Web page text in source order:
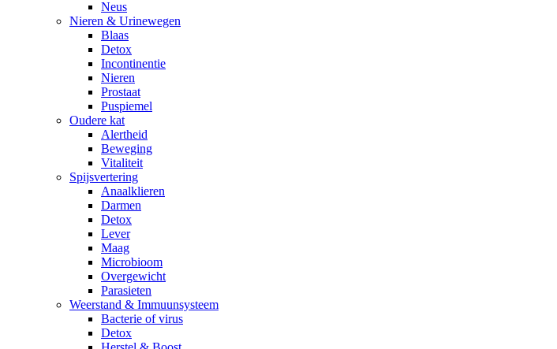
Neus
Nieren & Urinewegen
Blaas
Detox
Incontinentie
Nieren
Prostaat
Puspiemel
Oudere kat
Alertheid
Beweging
Vitaliteit
Spijsvertering
Anaalklieren
Darmen
Detox
Lever
Maag
Microbioom
Overgewicht
Parasieten
Weerstand & Immuunsysteem
Bacterie of virus
Detox